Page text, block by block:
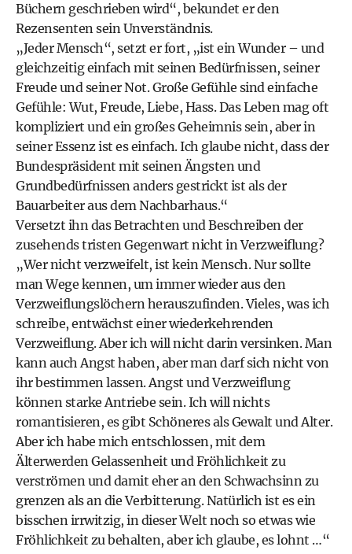
Büchern geschrieben wird“, bekundet er den
Rezensenten sein Unverständnis.
„Jeder Mensch“, setzt er fort, „ist ein Wunder – und
gleichzeitig einfach mit seinen Bedürfnissen, seiner
Freude und seiner Not. Große Gefühle sind einfache
Gefühle: Wut, Freude, Liebe, Hass. Das Leben mag oft
kompliziert und ein großes Geheimnis sein, aber in
seiner Essenz ist es einfach. Ich glaube nicht, dass der
Bundespräsident mit seinen Ängsten und
Grundbedürfnissen anders gestrickt ist als der
Bauarbeiter aus dem Nachbarhaus.“
Versetzt ihn das Betrachten und Beschreiben der
zusehends tristen Gegenwart nicht in Verzweiflung?
„Wer nicht verzweifelt, ist kein Mensch. Nur sollte
man Wege kennen, um immer wieder aus den
Verzweiflungslöchern herauszufinden. Vieles, was ich
schreibe, entwächst einer wiederkehrenden
Verzweiflung. Aber ich will nicht darin versinken. Man
kann auch Angst haben, aber man darf sich nicht von
ihr bestimmen lassen. Angst und Verzweiflung
können starke Antriebe sein. Ich will nichts
romantisieren, es gibt Schöneres als Gewalt und Alter.
Aber ich habe mich entschlossen, mit dem
Älterwerden Gelassenheit und Fröhlichkeit zu
verströmen und damit eher an den Schwachsinn zu
grenzen als an die Verbitterung. Natürlich ist es ein
bisschen irrwitzig, in dieser Welt noch so etwas wie
Fröhlichkeit zu behalten, aber ich glaube, es lohnt­ …“